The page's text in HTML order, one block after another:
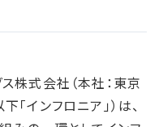
株式会社（本社：東京
インフロニア」）は、